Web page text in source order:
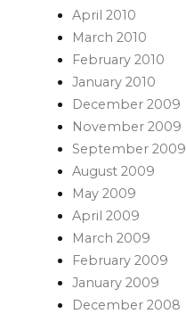
April 2010
March 2010
February 2010
January 2010
December 2009
November 2009
September 2009
August 2009
May 2009
April 2009
March 2009
February 2009
January 2009
December 2008